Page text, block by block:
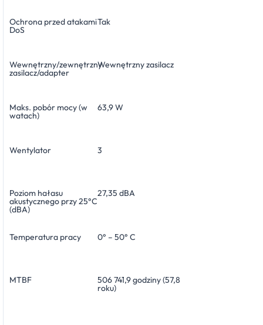
Ochrona przed atakami
DoS
Tak
Wewnętrzny/zewnętrzny
zasilacz/adapter
Wewnętrzny zasilacz
Maks. pobór mocy (w
watach)
63,9 W
Wentylator 3
Poziom hałasu
akustycznego przy 25°C
(dBA)
27,35 dBA
Temperatura pracy 0° – 50° C
MTBF 506 741,9 godziny (57,8
roku)